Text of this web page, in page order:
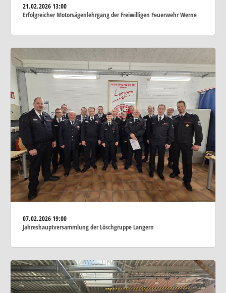
21.02.202613:00
Erfolgreicher Motorsägenlehrgang der Freiwilligen Feuerwehr Werne
07.02.202619:00
Jahreshauptversammlung der Löschgruppe Langern